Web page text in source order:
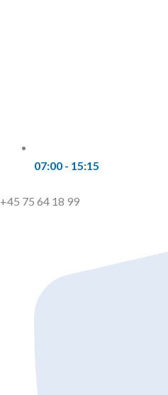
07:00 - 15:15
+45 75 64 18 99